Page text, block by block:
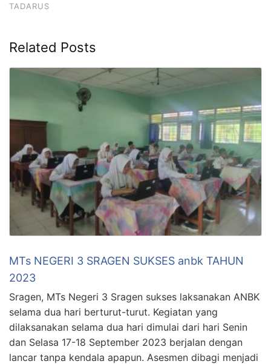
TADARUS
Related Posts
MTs NEGERI 3 SRAGEN SUKSES anbk TAHUN
2023
Sragen, MTs Negeri 3 Sragen sukses laksanakan ANBK
selama dua hari berturut-turut. Kegiatan yang
dilaksanakan selama dua hari dimulai dari hari Senin
dan Selasa 17-18 September 2023 berjalan dengan
lancar tanpa kendala apapun. Asesmen dibagi menjadi